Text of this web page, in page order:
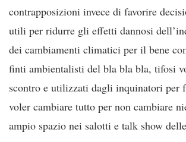
contrapposizioni invece di favorire
utili per ridurre gli effetti dannosi
dei cambiamenti climatici per il bene
finti ambientalisti del bla bla bla, tifosi
scontro e utilizzati dagli inquinatori per
voler cambiare tutto per non cambiare
ampio spazio nei salotti e talk show